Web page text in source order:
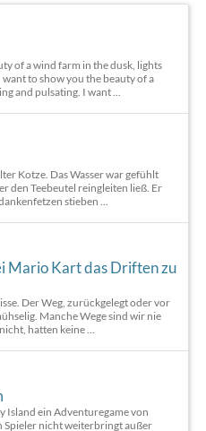
of a wind farm in the dusk, lights
to show you the beauty of a
and pulsating. I want ...
Kotze. Das Wasser war gefühlt
den Teebeutel reingleiten ließ. Er
stieben ...
Mario Kart das Driften zu
Der Weg, zurückgelegt oder vor
Manche Wege sind wir nie
hatten keine ...
Island ein Adventuregame von
Spieler nicht weiterbringt außer